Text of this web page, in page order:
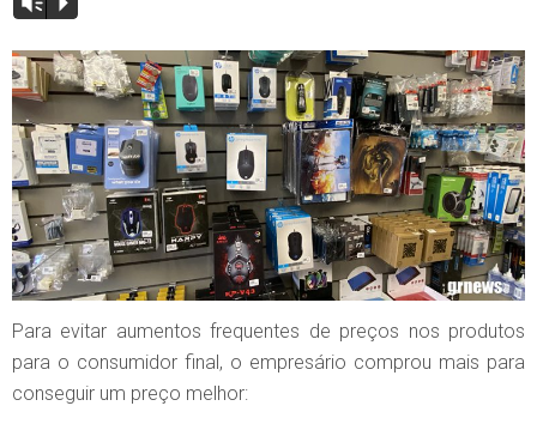
Vm P
Para evitar aumentos frequentes de preços nos produtos
para o consumidor final, o empresário comprou mais para
conseguir um preço melhor: